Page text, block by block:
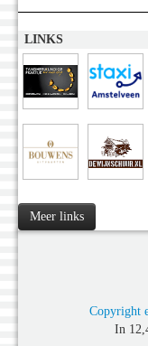
LINKS
Meer links
Copyright
In